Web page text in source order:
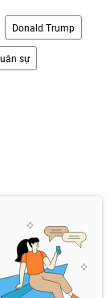
Donald Trump
sự